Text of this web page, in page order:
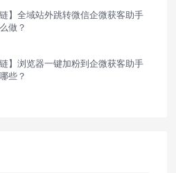
链】全域站外跳转微信企微获客助手
做？
链】浏览器一键加粉到企微获客助手
些？